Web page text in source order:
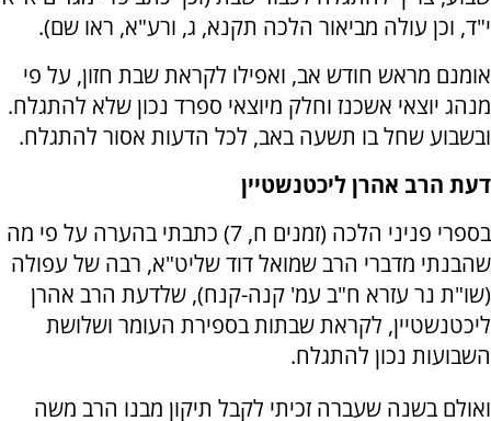
י"ד, וכן עולה מביאור הלכה תקנא, ג, ורע"א, ראו שם).
אומנם מראש חודש אב, ואפילו לקראת שבת חזון, על פי
מנהג יוצאי אשכנז וחלק מיוצאי ספרד נכון שלא להתגלח.
ובשבוע שחל בו תשעה באב, לכל הדעות אסור להתגלח.
דעת הרב אהרן ליכטנשטיין
בספרי פניני הלכה (זמנים ח, 7) כתבתי בהערה על פי מה
שהבנתי מדברי הרב שמואל דוד שליט"א, רבה של עפולה
(שו"ת נר עזרא ח"ב עמ' קנה-קנח), שלדעת הרב אהרן
ליכטנשטיין, לקראת שבתות בספירת העומר ושלושת
השבועות נכון להתגלח.
ואולם בשנה שעברה זכיתי לקבל תיקון מבנו הרב משה